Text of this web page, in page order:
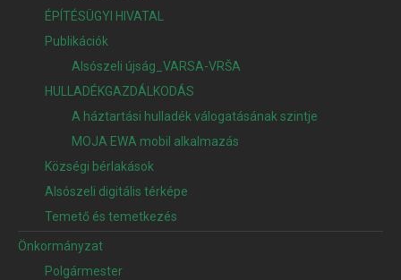
ÉPÍTÉSÜGYI HIVATAL
Publikációk
Alsószeli újság_VARSA-VRŠA
HULLADÉKGAZDÁLKODÁS
A háztartási hulladék válogatásának szintje
MOJA EWA mobil alkalmazás
Községi bérlakások
Alsószeli digitális térképe
Temető és temetkezés
Önkormányzat
Polgármester